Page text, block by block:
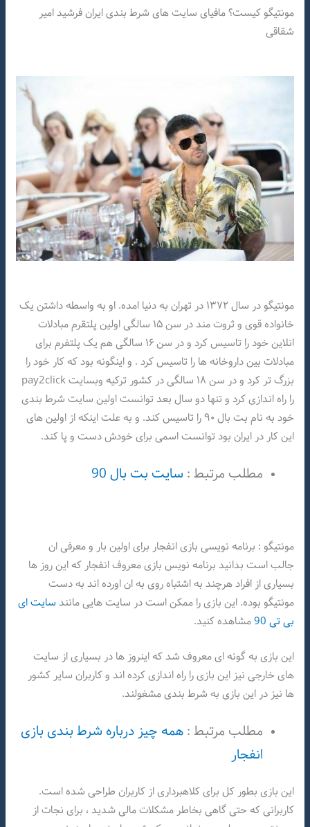
مونتیگو کیست؟ مافیای سایت های شرط بندی ایران فرشید امیر
شقاقی
مونتیگو در سال ۱۳۷۲ در تهران به دنیا امده. او به واسطه داشتن یک
خانواده قوی و ثروت مند در سن ۱۵ سالگی اولین پلتقرم مبادلات
انلاین خود را تاسیس کرد و در سن ۱۶ سالگی هم یک پلتفرم برای
مبادلات بین داروخانه ها را تاسیس کرد . و اینگونه بود که کار خود را
بزرگ تر کرد و در سن ۱۸ سالگی در کشور ترکیه وبسایت pay2click
را راه اندازی کرد و تنها دو سال بعد توانست اولین سایت شرط بندی
خود به نام بت بال ۹۰ را تاسیس کند. و به علت اینکه از اولین های
این کار در ایران بود توانست اسمی برای خودش دست و پا کند.
مطلب مرتبط : سایت بت بال 90
مونتیگو : برنامه نویسی بازی انفجار برای اولین بار و معرفی ان
جالب است بدانید برنامه نویس بازی معروف انفجار که این روز ها
بسیاری از افراد هرچند به اشتباه روی به ان اورده اند به دست
مونتیگو بوده. این بازی را ممکن است در سایت هایی مانند سایت ای
بی تی 90
مشاهده کنید.
این بازی به گونه ای معروف شد که اینروز ها در بسیاری از سایت
های خارجی نیز این بازی را راه اندازی کرده اند و کاربران سایر کشور
ها نیز در این بازی به شرط بندی مشغولند.
مطلب مرتبط :همه چیز درباره شرط بندی بازی
انفجار
این بازی بطور کل برای کلاهبرداری از کاربران طراحی شده است.
کاربرانی که حتی گاهی بخاطر مشکلات مالی شدید ، برای نجات از